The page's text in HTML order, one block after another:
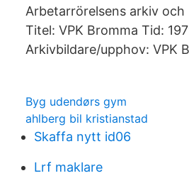
Arbetarrörelsens arkiv och
Titel: VPK Bromma Tid:
Arkivbildare/upphov: VPK
Byg udendørs gym
ahlberg bil kristianstad
Skaffa nytt id06
Lrf maklare